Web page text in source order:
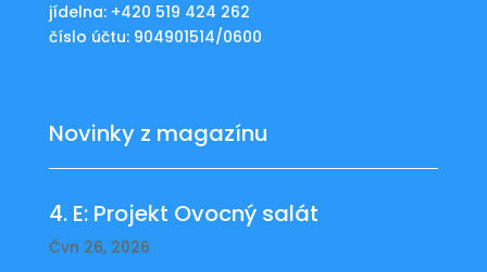
jídelna: +420 519 424 262
číslo účtu: 904901514/0600
Novinky z magazínu
4. E: Projekt Ovocný salát
Čvn 26, 2026